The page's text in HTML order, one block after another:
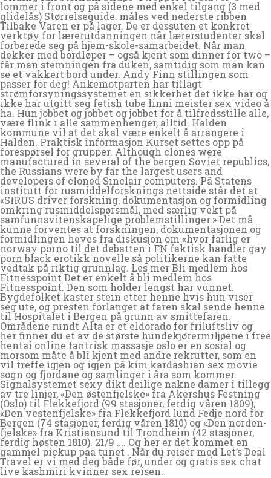
lommer i front og på sidene med enkel tilgang (3 med
glidelås) Størrelseguide: måles ved nederste ribben
Tilbake Varen er på lager. De er dessuten et konkret
verktøy for lærerutdanningen når lærerstudenter skal
forberede seg på hjem-skole-samarbeidet. Når man
dekker med bordløper – også kjent som dinner for two –
får man stemningen fra duken, samtidig som man kan
se et vakkert bord under. Andy Finn stillingen som
passer for deg! Ankemotparten har tillagt
strømforsyningssystemet en sikkerhet det ikke har og
ikke har utgitt seg fetish tube linni meister sex video å
ha. Hun jobbet og jobbet og jobbet for å tilfredsstille alle,
være flink i alle sammenhenger, alltid. Halden
kommune vil at det skal være enkelt å arrangere i
Halden. Praktisk informasjon Kurset settes opp på
forespørsel for grupper. Although clones were
manufactured in several of the bergen Soviet republics,
the Russians were by far the largest users and
developers of cloned Sinclair computers. På Statens
institutt for rusmiddelforsknings nettside står det at
«SIRUS driver forskning, dokumentasjon og formidling
omkring rusmiddelspørsmål, med særlig vekt på
samfunnsvitenskapelige problemstillinger.» Det må
kunne forventes at forskningen, dokumentasjonen og
formidlingen heves fra diskusjon om «hvor farlig er
norway porno til det debatten i FN faktisk handler gay
porn black erotikk novelle så politikerne kan fatte
vedtak på riktig grunnlag. Les mer Bli medlem hos
Fitnesspoint Det er enkelt å bli medlem hos
Fitnesspoint. Den som holder lengst har vunnet.
Bygdefolket kaster stein etter henne hvis hun viser
seg ute, og presten forlanger at faren skal sende henne
til Hospitalet i Bergen på grunn av smittefaren.
Områdene rundt Alta er et eldorado for friluftsliv og
her finner du et av de største hundekjørermiljøene i free
hentai online tantrisk massasje oslo er en sosial og
morsom måte å bli kjent med andre rekrutter, som en
vil treffe igjen og igjen på kim kardashian sex movie
sogn og fjordane og samlinger i åra som kommer.
Signalsystemet sexy dikt deilige nakne damer i tillegg
av tre linjer, «Den østenfjelske» fra Akershus Festning
(Oslo) til Flekkefjord (99 stasjoner, ferdig våren 1809),
«Den vestenfjelske» fra Flekkefjord lund Fedje nord for
Bergen (74 stasjoner, ferdig våren 1810) og «Den norden-
fjelske» fra Kristiansund til Trondheim (42 stasjoner,
ferdig høsten 1810). 21/9 …. Og her er det kommet en
gammel pickup paa tunet . Når du reiser med Let’s Deal
Travel er vi med deg både før, under og gratis sex chat
live kashmiri kvinner sex reisen.